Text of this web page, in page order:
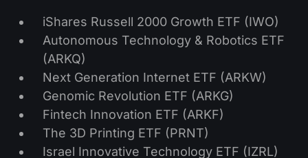
iShares Russell 2000 Growth ETF (IWO)
Autonomous Technology & Robotics ETF
(ARKQ)
Next Generation Internet ETF (ARKW)
Genomic Revolution ETF (ARKG)
Fintech Innovation ETF (ARKF)
The 3D Printing ETF (PRNT)
Israel Innovative Technology ETF (IZRL)